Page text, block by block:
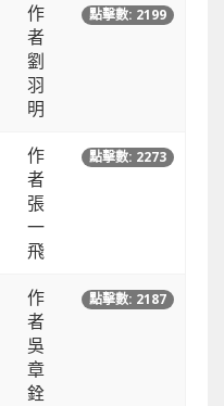
作
者
劉
羽
明
點擊數: 2199
作
者
張
一
飛
點擊數: 2273
作
者
吳
章
銓
點擊數: 2187